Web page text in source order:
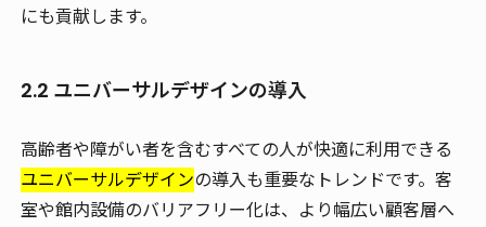
にも貢献します。
2.2 ユニバーサルデザインの導入
高齢者や障がい者を含むすべての人が快適に利用できる
ユニバーサルデザインの導入も重要なトレンドです。客
室や館内設備のバリアフリー化は、より幅広い顧客層へ